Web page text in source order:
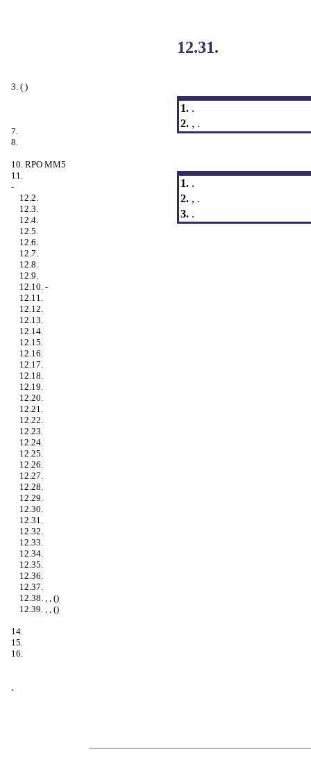
3. ( )
7.
8.
10. RPO MM5
11.
-
12.2.
12.3.
12.4.
12.5.
12.6.
12.7.
12.8.
12.9.
12.10. -
12.11.
12.12.
12.13.
12.14.
12.15.
12.16.
12.17.
12.18.
12.19.
12.20.
12.21.
12.22.
12.23.
12.24.
12.25.
12.26.
12.27.
12.28.
12.29.
12.30.
12.31.
12.32.
12.33.
12.34.
12.35.
12.36.
12.37.
12.38. , , ()
12.39. , , ()
14.
15.
16.
,
12.31.
1. .
2. , .
1. .
2. , .
3. .